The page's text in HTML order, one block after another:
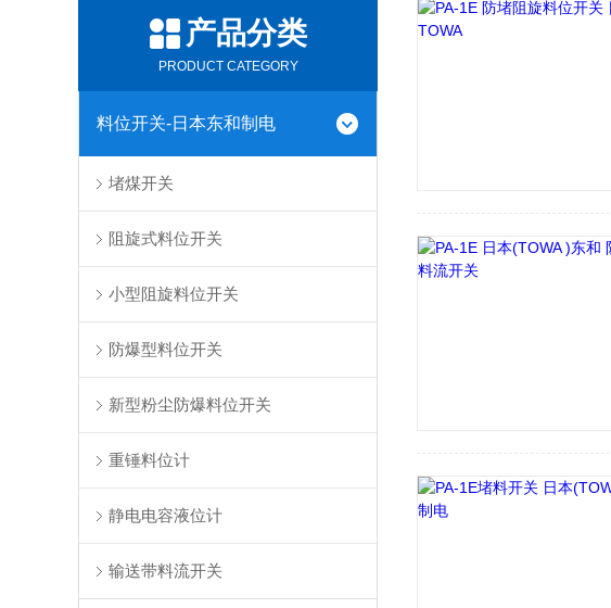
产品分类
PRODUCT CATEGORY
料位开关-日本东和制电
堵煤开关
阻旋式料位开关
小型阻旋料位开关
防爆型料位开关
新型粉尘防爆料位开关
重锤料位计
静电电容液位计
输送带料流开关